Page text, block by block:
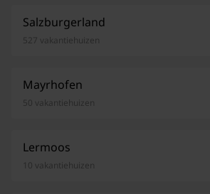
Salzburgerland
527 vakantiehuizen
Mayrhofen
50 vakantiehuizen
Lermoos
10 vakantiehuizen